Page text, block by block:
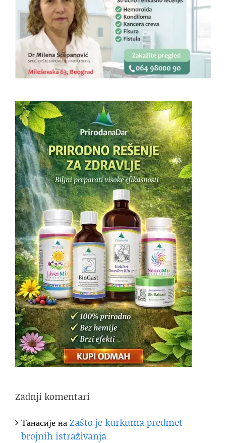
Zadnji komentari
ТанасијенаZašto je kurkuma predmet
brojnih istraživanja